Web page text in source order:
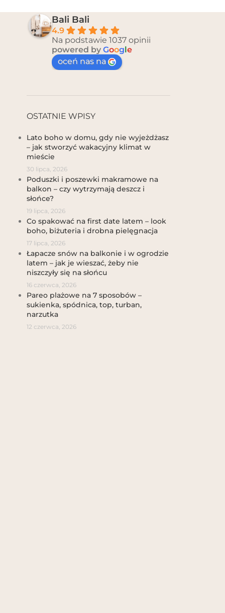
Bali Bali
4.9
Na podstawie 1037 opinii
powered by Google
oceń nas na
OSTATNIE WPISY
Lato boho w domu, gdy nie wyjeżdżasz
– jak stworzyć wakacyjny klimat w
mieście
30 lipca, 2026
Poduszki i poszewki makramowe na
balkon – czy wytrzymają deszcz i
słońce?
19 lipca, 2026
Co spakować na first date latem – look
boho, biżuteria i drobna pielęgnacja
17 lipca, 2026
Łapacze snów na balkonie i w ogrodzie
latem – jak je wieszać, żeby nie
niszczyły się na słońcu
16 czerwca, 2026
Pareo plażowe na 7 sposobów –
sukienka, spódnica, top, turban,
narzutka
12 czerwca, 2026